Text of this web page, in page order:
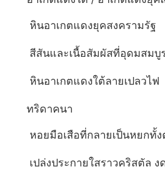
หินอาเกตแดงยุคสงครามรัฐ
สีสันและเนื้อสัมผัสที่อุดมสม
หินอาเกตแดงใต้ลายเปลวไฟ
ทริดาคนา
หอยมือเสือที่กลายเป็นหยกทั้ง
เปล่งประกายใสราวคริสตัล